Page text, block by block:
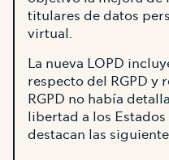
titulares de datos
virtual.
La nueva LOPD
respecto del RGPD y
RGPD no había
libertad a los
destacan las